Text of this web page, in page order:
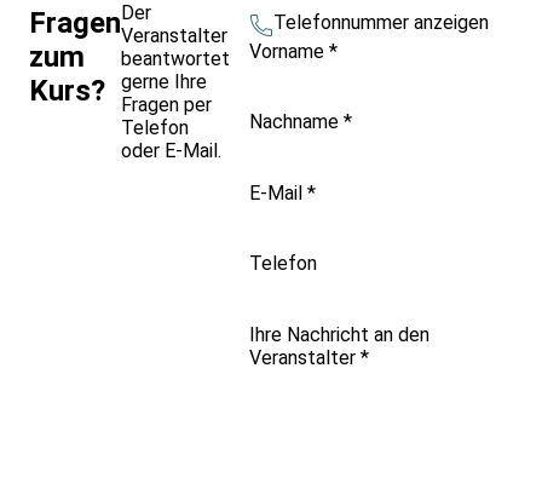
Fragen
zum
Kurs?
Der
Veranstalter
beantwortet
gerne Ihre
Fragen per
Telefon
oder E-Mail.
Telefonnummer anzeigen
Vorname *
Nachname *
E-Mail *
Telefon
Ihre Nachricht an den
Veranstalter *